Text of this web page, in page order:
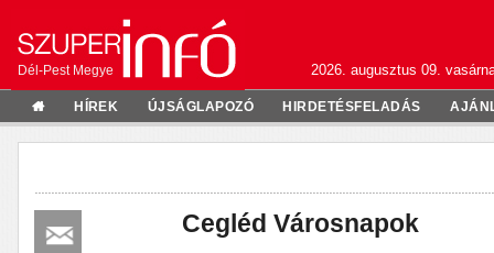
Dél-Pest Megye 2026. augusztus 09.
HÍREK ÚJSÁGLAPOZÓ HIRDETÉSFELADÁS
Cegléd Városnapok